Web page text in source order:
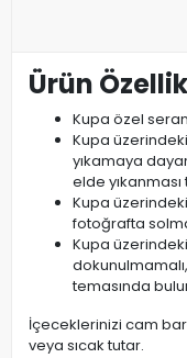
Ürün
Kupa özel
Kupa
yıkamaya
elde
Kupa
fotoğrafta
Kupa
temasında
İçeceklerinizi cam
veya sıcak tutar.